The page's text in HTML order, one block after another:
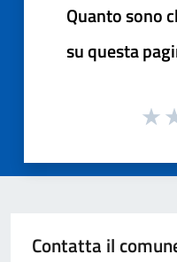
Quanto sono
su questa
Contatta il